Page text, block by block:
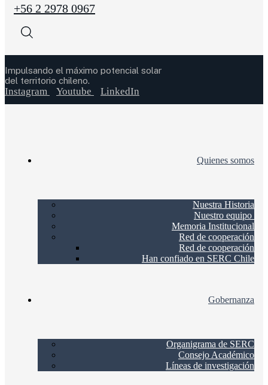
+56 2 2978 0967
Impulsando el máximo potencial solar
del territorio chileno.
Instagram Youtube LinkedIn
Quienes somos
Nuestra Historia
Nuestro equipo
Memoria Institucional
Red de cooperación
Red de cooperación
Han confiado en SERC Chile
Gobernanza
Organigrama de SERC
Consejo Académico
Líneas de investigación